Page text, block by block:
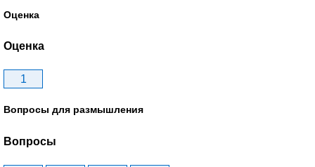
Оценка
Оценка
1
Вопросы для размышления
Вопросы